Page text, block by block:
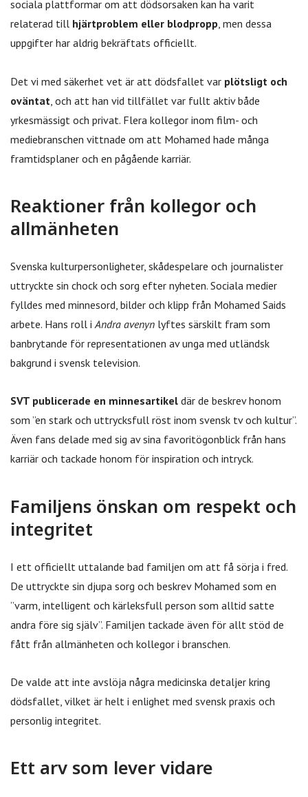
sociala plattformar om att dödsorsaken kan ha varit
relaterad till hjärtproblem eller blodpropp, men dessa
uppgifter har aldrig bekräftats officiellt.
Det vi med säkerhet vet är att dödsfallet var plötsligt och
oväntat , och att han vid tillfället var fullt aktiv både
yrkesmässigt och privat. Flera kollegor inom film- och
mediebranschen vittnade om att Mohamed hade många
framtidsplaner och en pågående karriär.
Reaktioner från kollegor och
allmänheten
Svenska kulturpersonligheter, skådespelare och journalister
uttryckte sin chock och sorg efter nyheten. Sociala medier
fylldes med minnesord, bilder och klipp från Mohamed Saids
arbete. Hans roll iAndra avenyn lyftes särskilt fram som
banbrytande för representationen av unga med utländsk
bakgrund i svensk television.
SVT publicerade en minnesartikel där de beskrev honom
som ”en stark och uttrycksfull röst inom svensk tv och kultur”.
Även fans delade med sig av sina favoritögonblick från hans
karriär och tackade honom för inspiration och intryck.
Familjens önskan om respekt och
integritet
I ett officiellt uttalande bad familjen om att få sörja i fred.
De uttryckte sin djupa sorg och beskrev Mohamed som en
”varm, intelligent och kärleksfull person som alltid satte
andra före sig själv”. Familjen tackade även för allt stöd de
fått från allmänheten och kollegor i branschen.
De valde att inte avslöja några medicinska detaljer kring
dödsfallet, vilket är helt i enlighet med svensk praxis och
personlig integritet.
Ett arv som lever vidare